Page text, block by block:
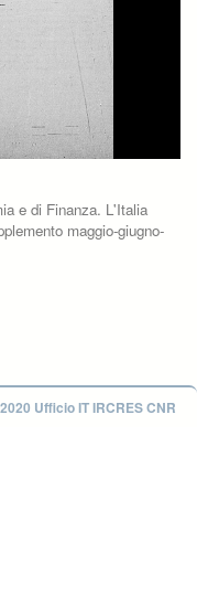
e di Finanza. L'Italia
maggio-giugno-
Ufficio IT IRCRES CNR